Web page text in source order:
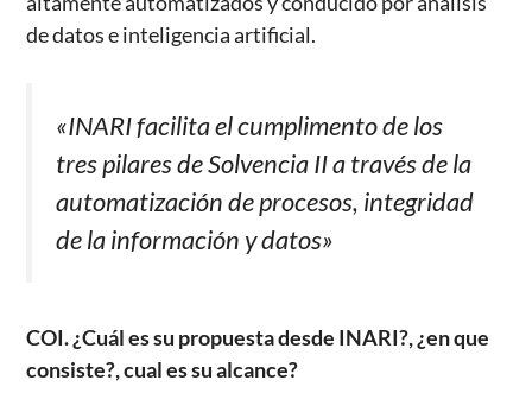
de datos e inteligencia artificial.
«INARI facilita el cumplimento de los
tres pilares de Solvencia II a través de la
automatización de procesos, integridad
de la información y datos»
COI. ¿Cuál es su propuesta desde INARI?, ¿en que
consiste?, cual es su alcance?